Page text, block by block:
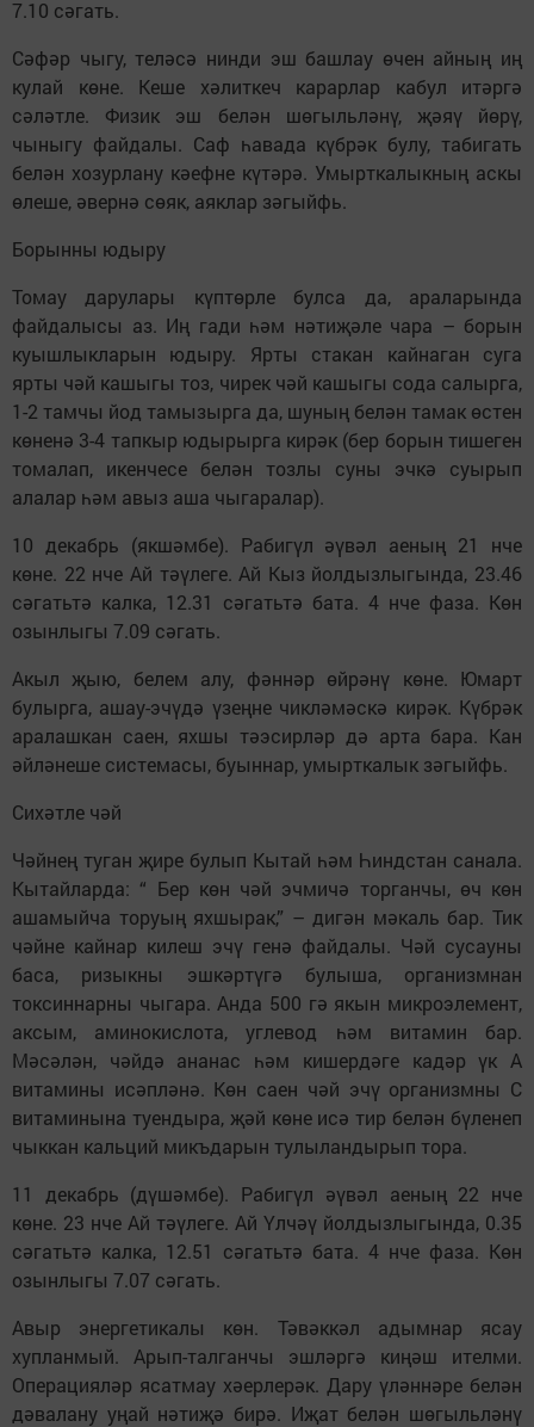
7.10 сәгать.
Сәфәр чыгу, теләсә нинди эш башлау өчен айның иң
кулай көне. Кеше хәл­иткеч карарлар кабул итәргә
сәләтле. Физик эш белән шөгыльләнү, җәяү йөрү,
чыныгу файдалы. Саф һавада күбрәк булу, табигать
белән хозурлану кәефне күтәрә. Умырткалыкның аскы
өлеше, әвернә сөяк, аяклар зәгыйфь.
Борынны юдыру
Томау дарулары күптөрле булса да, араларында
файдалысы аз. Иң гади һәм нәтиҗәле чара – борын
куышлыкларын юдыру. Ярты стакан кайнаган суга
ярты чәй кашыгы тоз, чирек чәй кашыгы сода салырга,
1-2 тамчы йод тамызырга да, шуның белән тамак өстен
көненә 3-4 тапкыр юдырырга кирәк (бер борын тишеген
томалап, икенчесе белән тозлы суны эчкә суырып
алалар һәм авыз аша чыгаралар).
10 декабрь (якшәмбе). Рабигүл әүвәл аеның 21 нче
көне. 22 нче Ай тәүлеге. Ай Кыз йолдызлыгында, 23.46
сәгатьтә калка, 12.31 сәгатьтә бата. 4 нче фаза. Көн
озынлыгы 7.09 сәгать.
Акыл җыю, белем алу, фәннәр өйрәнү көне. Юмарт
булырга, ашау-эчүдә үзеңне чикләмәскә кирәк. Күбрәк
аралашкан саен, яхшы тәэсирләр дә арта бара. Кан
әйләнеше системасы, буыннар, умырткалык зәгыйфь.
Сихәтле чәй
Чәйнең туган җире булып Кытай һәм Һиндстан санала.
Кытайларда: “ Бер көн чәй эчмичә торганчы, өч көн
ашамыйча торуың яхшырак,” – дигән мәкаль бар. Тик
чәйне кайнар килеш эчү генә файдалы. Чәй сусауны
баса, ризыкны эшкәртүгә булыша, организмнан
токсиннарны чыгара. Анда 500 гә якын микроэлемент,
аксым, аминокислота, углевод һәм витамин бар.
Мәсәлән, чәйдә ананас һәм кишердәге кадәр үк А
витамины исәпләнә. Көн саен чәй эчү организмны С
витаминына туендыра, җәй көне исә тир белән бүленеп
чыккан кальций микъдарын тулыландырып тора.
11 декабрь (дүшәмбе). Рабигүл әүвәл аеның 22 нче
көне. 23 нче Ай тәүлеге. Ай Үлчәү йолдызлыгында, 0.35
сәгатьтә калка, 12.51 сәгатьтә бата. 4 нче фаза. Көн
озынлыгы 7.07 сәгать.
Авыр энергетикалы көн. Тәвәккәл адымнар ясау
хупланмый. Арып-талганчы эшләргә киңәш ителми.
Операцияләр ясатмау хәерлерәк. Дару үләннәре белән
дәвалану уңай нәтиҗә бирә. Иҗат белән шөгыльләнү